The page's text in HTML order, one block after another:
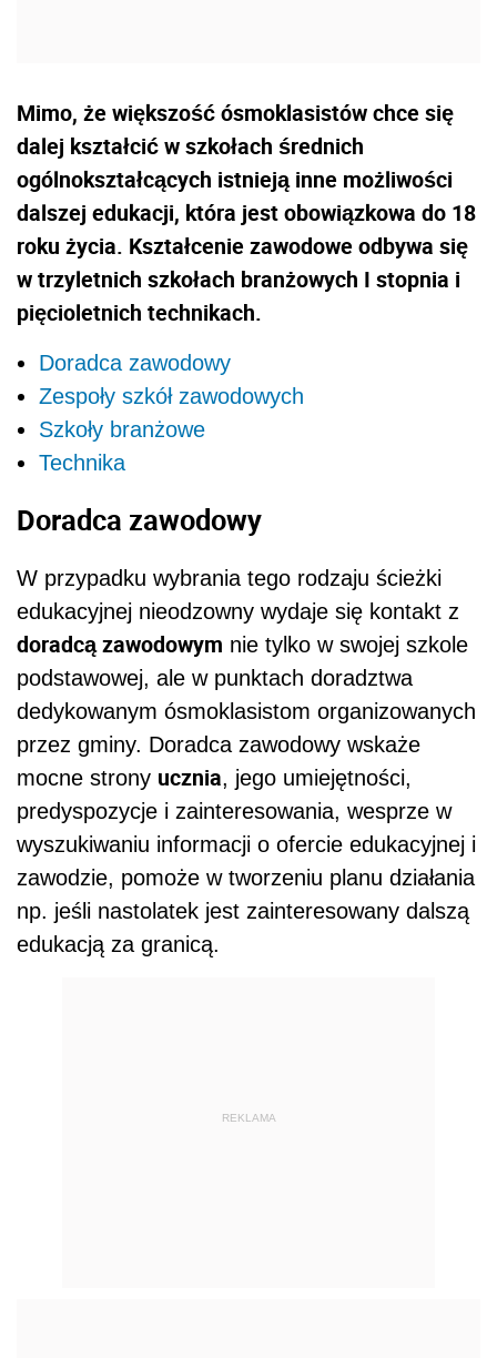
Mimo, że większość ósmoklasistów chce się
dalej kształcić w szkołach średnich
ogólnokształcących istnieją inne możliwości
dalszej edukacji, która jest obowiązkowa do 18
roku życia. Kształcenie zawodowe odbywa się
w trzyletnich szkołach branżowych I stopnia i
pięcioletnich technikach.
Doradca zawodowy
Zespoły szkół zawodowych
Szkoły branżowe
Technika
Doradca zawodowy
W przypadku wybrania tego rodzaju ścieżki
edukacyjnej nieodzowny wydaje się kontakt z
doradcą zawodowym nie tylko w swojej szkole
podstawowej, ale w punktach doradztwa
dedykowanym ósmoklasistom organizowanych
przez gminy. Doradca zawodowy wskaże
mocne strony ucznia, jego umiejętności,
predyspozycje i zainteresowania, wesprze w
wyszukiwaniu informacji o ofercie edukacyjnej i
zawodzie, pomoże w tworzeniu planu działania
np. jeśli nastolatek jest zainteresowany dalszą
edukacją za granicą.
REKLAMA